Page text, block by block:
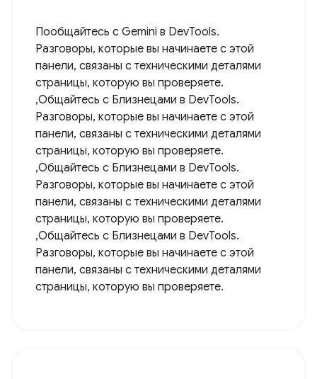
Пообщайтесь с Gemini в DevTools.
Разговоры, которые вы начинаете с этой
панели, связаны с техническими деталями
страницы, которую вы проверяете.
,Общайтесь с Близнецами в DevTools.
Разговоры, которые вы начинаете с этой
панели, связаны с техническими деталями
страницы, которую вы проверяете.
,Общайтесь с Близнецами в DevTools.
Разговоры, которые вы начинаете с этой
панели, связаны с техническими деталями
страницы, которую вы проверяете.
,Общайтесь с Близнецами в DevTools.
Разговоры, которые вы начинаете с этой
панели, связаны с техническими деталями
страницы, которую вы проверяете.